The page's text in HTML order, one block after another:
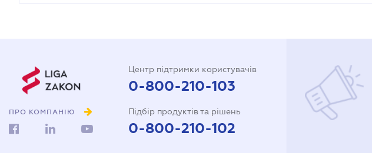
ПРО КОМПАНІЮ
Центр підтримки користувачів
0-800-210-103
Підбір продуктів та рішень
0-800-210-102